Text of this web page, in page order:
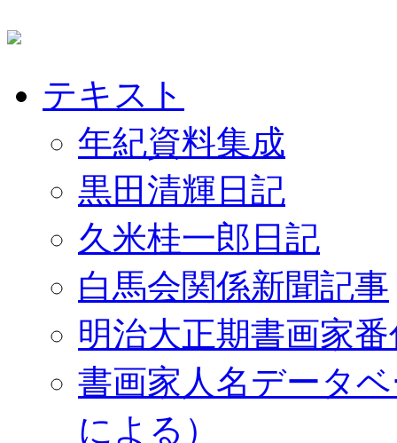
テキスト
年紀資料集成
黒田清輝日記
久米桂一郎日記
白馬会関係新聞記事
明治大正期書画家
書画家人名データ
による）